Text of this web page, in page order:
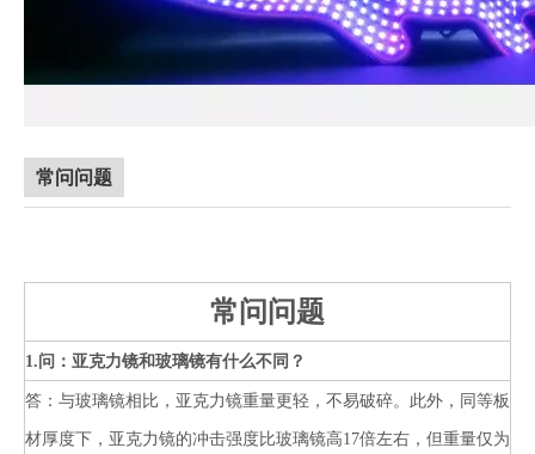
常问问题
常问问题
1.问：亚克力镜和玻璃镜有什么不同？
答：与玻璃镜相比，亚克力镜重量更轻，不易破碎。此外，同等板
材厚度下，亚克力镜的冲击强度比玻璃镜高17倍左右，但重量仅为